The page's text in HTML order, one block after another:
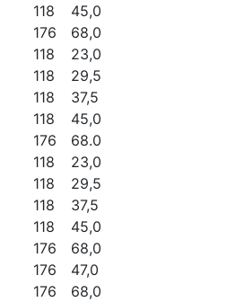
118 45,0
176 68,0
118 23,0
118 29,5
118 37,5
118 45,0
176 68.0
118 23,0
118 29,5
118 37,5
118 45,0
176 68,0
176 47,0
176 68,0